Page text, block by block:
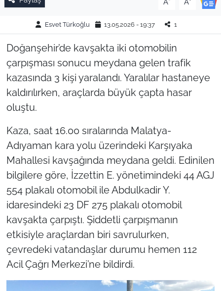
A A
Esvet Türkoğlu 13.05.2026 - 19:37 1
Doğanşehir’de kavşakta iki otomobilin
çarpışması sonucu meydana gelen trafik
kazasında 3 kişi yaralandı. Yaralılar hastaneye
kaldırılırken, araçlarda büyük çapta hasar
oluştu.
Kaza, saat 16.00 sıralarında Malatya-
Adıyaman kara yolu üzerindeki Karşıyaka
Mahallesi kavşağında meydana geldi. Edinilen
bilgilere göre, İzzettin E. yönetimindeki 44 AGJ
554 plakalı otomobil ile Abdulkadir Y.
idaresindeki 23 DF 275 plakalı otomobil
kavşakta çarpıştı. Şiddetli çarpışmanın
etkisiyle araçlardan biri savrulurken,
çevredeki vatandaşlar durumu hemen 112
Acil Çağrı Merkezi’ne bildirdi.